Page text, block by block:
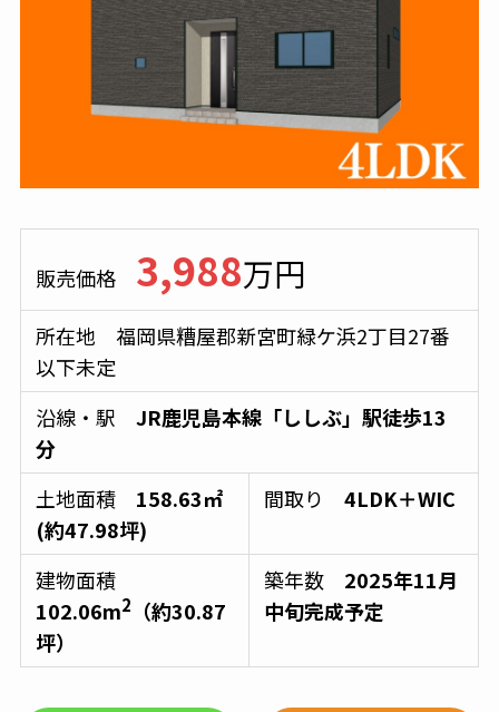
販売価格 3,988万円
所在地 福岡県糟屋郡新宮町緑ケ浜2丁目27番
以下未定
沿線・駅JR鹿児島本線「ししぶ」駅徒歩13
分
土地面積 158.63㎡
(約47.98坪)
間取り4LDK＋WIC
建物面積
102.06m2
（約30.87
坪）
築年数 2025年11月
中旬完成予定